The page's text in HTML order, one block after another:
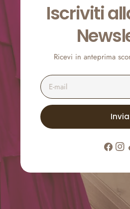
Iscriviti
Ricevi in anteprima
E-
mail
Invia